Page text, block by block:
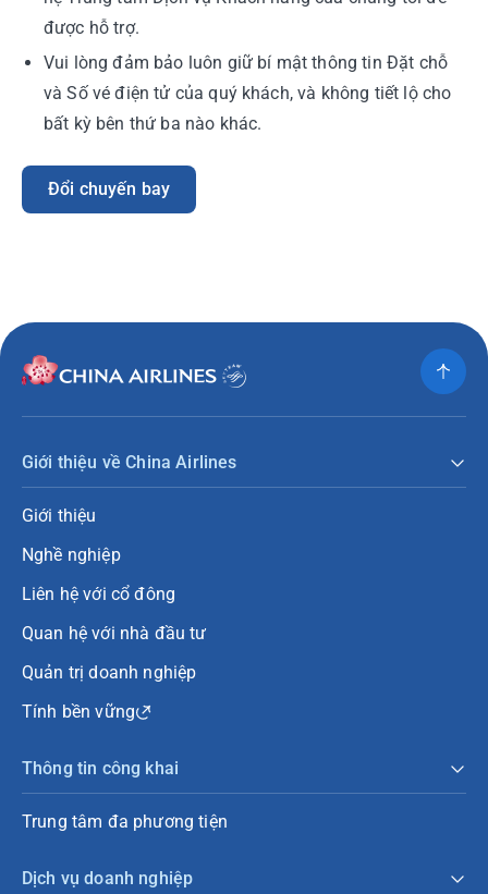
được hỗ trợ.
Vui lòng đảm bảo luôn giữ bí mật thông tin Đặt chỗ
và Số vé điện tử của quý khách, và không tiết lộ cho
bất kỳ bên thứ ba nào khác.
Đổi chuyến bay
Giới thiệu về China Airlines
Giới thiệu
Nghề nghiệp
Liên hệ với cổ đông
Quan hệ với nhà đầu tư
Quản trị doanh nghiệp
Tính bền vững
Thông tin công khai
Trung tâm đa phương tiện
Dịch vụ doanh nghiệp